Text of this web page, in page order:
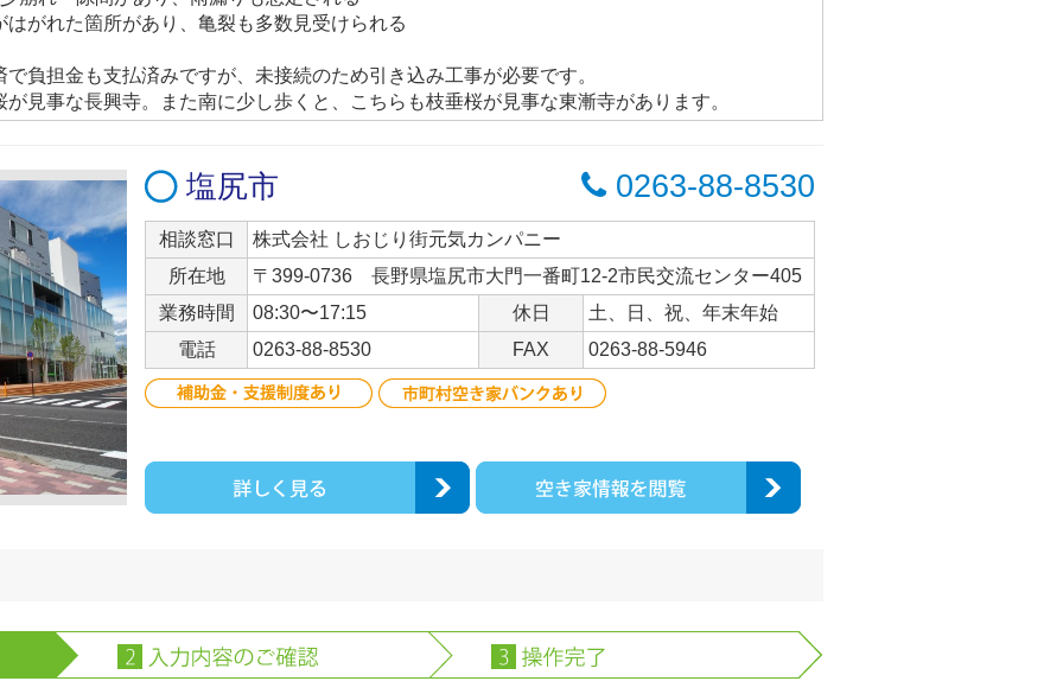
はがれた箇所があり、亀裂も多数見受けられる
で負担金も支払済みですが、未接続のため引き込み工事が必要です。
が見事な長興寺。また南に少し歩くと、こちらも枝垂桜が見事な東漸寺があります。
塩尻市 0263-88-8530
相談窓口
株式会社 しおじり街元気カンパニー
所在地
〒399-0736 長野県塩尻市大門一番町12-2市民交流センター405
業務時間
08:30〜17:15 休日
土、日、祝、年末年始
電話
0263-88-8530 FAX 0263-88-5946